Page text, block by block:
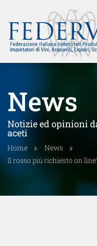
News
Notizie ed opinioni
aceti
Home
News
Il rosso più richiesto on